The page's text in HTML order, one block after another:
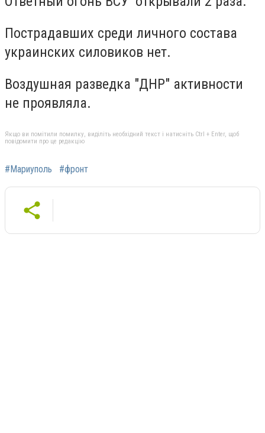
Пострадавших среди личного состава
украинских силовиков нет.
Воздушная разведка "ДНР" активности
не проявляла.
Якщо ви помітили помилку, виділіть необхідний текст і натисніть Ctrl + Enter, щоб
повідомити про це редакцію
#Мариуполь #фронт